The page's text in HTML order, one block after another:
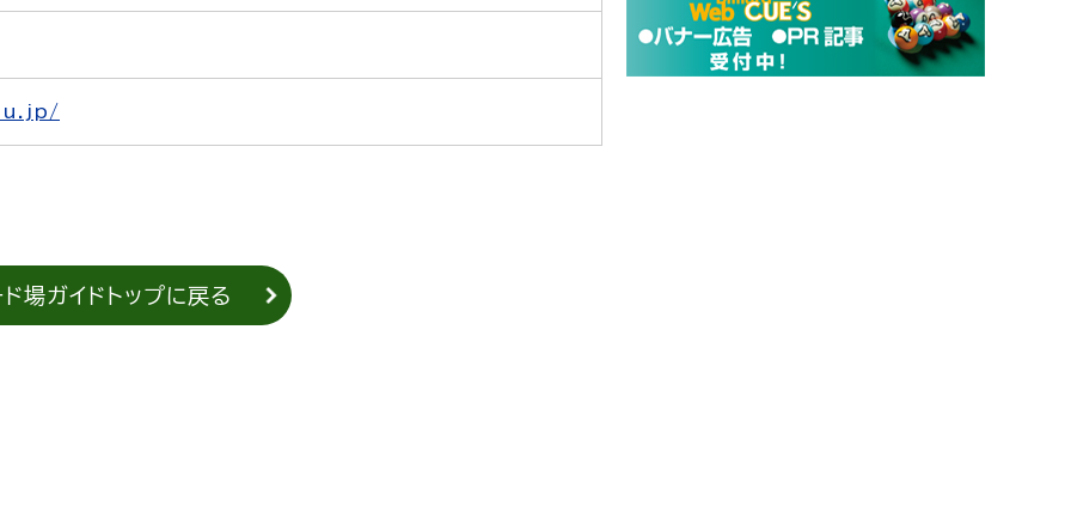
場ガイドトップに戻る